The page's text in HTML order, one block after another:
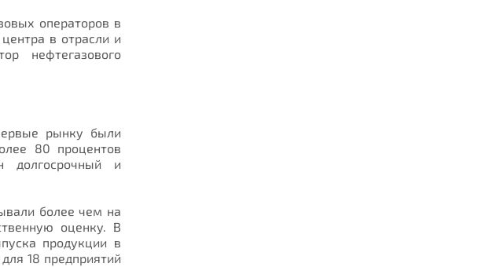
операторов в
в отрасли и
нефтегазового
рынку были
80 процентов
долгосрочный и
более чем на
оценку. В
продукции в
18 предприятий